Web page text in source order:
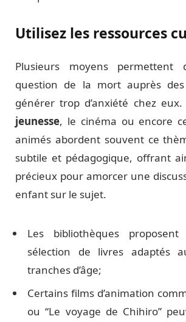
Utilisez les ressources
Plusieurs moyens permettent
question de la mort auprès
générer trop d’anxiété chez eux.
jeunesse, le cinéma ou encore
animés abordent souvent ce
subtile et pédagogique, offrant
précieux pour amorcer une
enfant sur le sujet.
Les bibliothèques
sélection de livres adaptés
tranches d’âge;
Certains films d’animation
ou “Le voyage de Chihiro”